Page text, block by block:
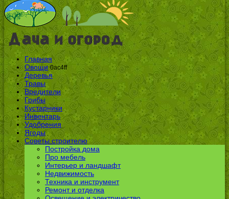
Главная
Овощи 0ac4ff
Деревья
Травы
Вредители
Грибы
Кустарники
Инвентарь
Удобрения
Ягоды
Советы строителю
Постройка дома
Про мебель
Интерьер и ландшафт
Недвижимость
Техника и инструмент
Ремонт и отделка